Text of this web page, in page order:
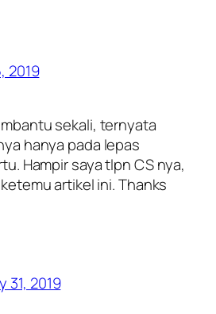
2019
sekali, ternyata
hanya pada lepas
Hampir saya tlpn CS nya,
artikel ini. Thanks
31, 2019